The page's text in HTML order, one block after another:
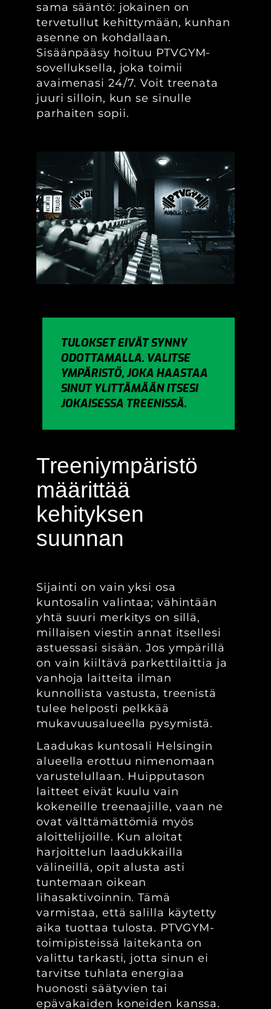
sama sääntö: jokainen on
tervetullut kehittymään, kunhan
asenne on kohdallaan.
Sisäänpääsy hoituu PTVGYM-
sovelluksella, joka toimii
avaimenasi 24/7. Voit treenata
juuri silloin, kun se sinulle
parhaiten sopii.
TULOKSET EIVÄT SYNNY
ODOTTAMALLA. VALITSE
YMPÄRISTÖ, JOKA HAASTAA
SINUT YLITTÄMÄÄN ITSESI
JOKAISESSA TREENISSÄ.
Treeniympäristö
määrittää
kehityksen
suunnan
Sijainti on vain yksi osa
kuntosalin valintaa; vähintään
yhtä suuri merkitys on sillä,
millaisen viestin annat itsellesi
astuessasi sisään. Jos ympärillä
on vain kiiltävä parkettilaittia ja
vanhoja laitteita ilman
kunnollista vastusta, treenistä
tulee helposti pelkkää
mukavuusalueella pysymistä.
Laadukas kuntosali Helsingin
alueella erottuu nimenomaan
varustelullaan. Huipputason
laitteet eivät kuulu vain
kokeneille treenaajille, vaan ne
ovat välttämättömiä myös
aloittelijoille. Kun aloitat
harjoittelun laadukkailla
välineillä, opit alusta asti
tuntemaan oikean
lihasaktivoinnin. Tämä
varmistaa, että salilla käytetty
aika tuottaa tulosta. PTVGYM-
toimipisteissä laitekanta on
valittu tarkasti, jotta sinun ei
tarvitse tuhlata energiaa
huonosti säätyvien tai
epävakaiden koneiden kanssa.